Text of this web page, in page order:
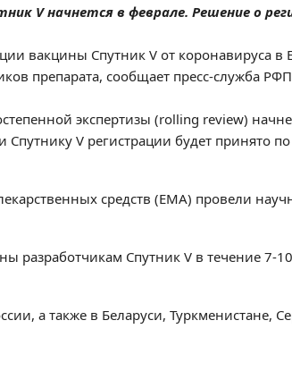
V начнется в феврале. Решение о
вакцины Спутник V от коронавируса в
препарата, сообщает пресс-служба
экспертизы (rolling review)
V регистрации будет принято по
средств (EMA) провели
разработчикам Спутник V в течение 7-
а также в Беларуси, Туркменистане,